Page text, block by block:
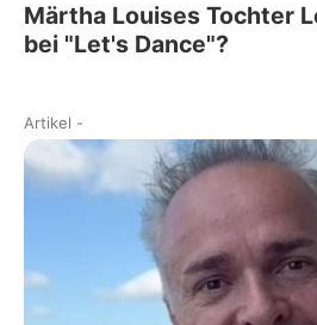
Märtha Louises Tochter
bei "Let's Dance"?
Artikel -